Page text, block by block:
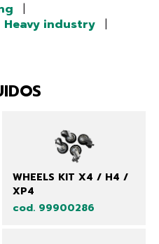
|
Heavy industry |
WHEELS KIT X4 / H4 /
XP4
cod. 99900286